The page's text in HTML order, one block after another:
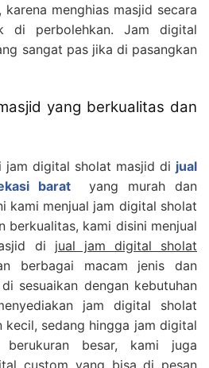
karena menghias masjid secara
di perbolehkan. Jam digital
sangat pas jika di pasangkan
yang berkualitas dan
jam digital sholat masjid di jual
barat
yang murah dan
kami menjual jam digital sholat
berkualitas, kami disini menjual
di jual jam digital sholat
berbagai macam jenis dan
sesuaikan dengan kebutuhan
jam digital sholat
kecil, sedang hingga jam digital
besar, kami juga
custom yang bisa di pesan